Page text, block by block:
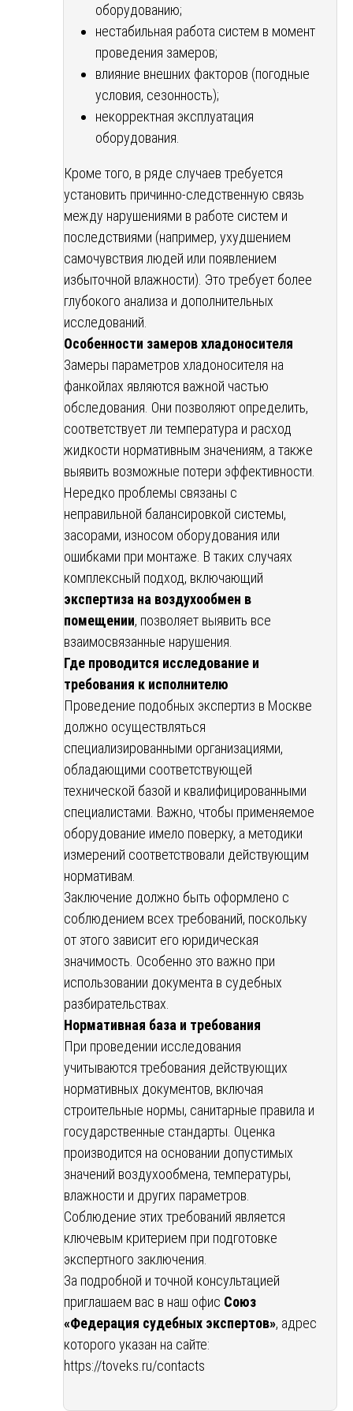
оборудованию;
нестабильная работа систем в момент
проведения замеров;
влияние внешних факторов (погодные
условия, сезонность);
некорректная эксплуатация
оборудования.
Кроме того, в ряде случаев требуется
установить причинно-следственную связь
между нарушениями в работе систем и
последствиями (например, ухудшением
самочувствия людей или появлением
избыточной влажности). Это требует более
глубокого анализа и дополнительных
исследований.
Особенности замеров хладоносителя
Замеры параметров хладоносителя на
фанкойлах являются важной частью
обследования. Они позволяют определить,
соответствует ли температура и расход
жидкости нормативным значениям, а также
выявить возможные потери эффективности.
Нередко проблемы связаны с
неправильной балансировкой системы,
засорами, износом оборудования или
ошибками при монтаже. В таких случаях
комплексный подход, включающий
экспертиза на воздухообмен в
помещении, позволяет выявить все
взаимосвязанные нарушения.
Где проводится исследование и
требования к исполнителю
Проведение подобных экспертиз в Москве
должно осуществляться
специализированными организациями,
обладающими соответствующей
технической базой и квалифицированными
специалистами. Важно, чтобы применяемое
оборудование имело поверку, а методики
измерений соответствовали действующим
нормативам.
Заключение должно быть оформлено с
соблюдением всех требований, поскольку
от этого зависит его юридическая
значимость. Особенно это важно при
использовании документа в судебных
разбирательствах.
Нормативная база и требования
При проведении исследования
учитываются требования действующих
нормативных документов, включая
строительные нормы, санитарные правила и
государственные стандарты. Оценка
производится на основании допустимых
значений воздухообмена, температуры,
влажности и других параметров.
Соблюдение этих требований является
ключевым критерием при подготовке
экспертного заключения.
За подробной и точной консультацией
приглашаем вас в наш офис Союз
«Федерация судебных экспертов», адрес
которого указан на сайте:
https://toveks.ru/contacts